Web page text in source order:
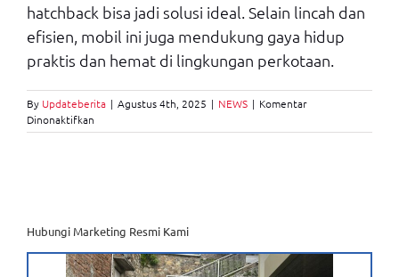
hatchback bisa jadi solusi ideal. Selain lincah dan
efisien, mobil ini juga mendukung gaya hidup
praktis dan hemat di lingkungan perkotaan.
By Updateberita | Agustus 4th, 2025 | NEWS | Komentar
Dinonaktifkan
Kelebihan
Kota
Hubungi Marketing Resmi Kami